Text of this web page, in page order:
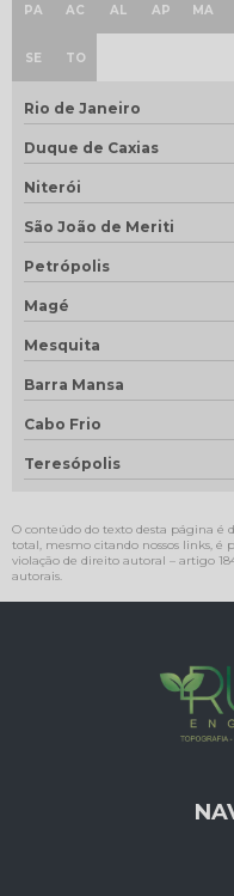
PA AC AL AP MA
SE TO
Rio de Janeiro
Duque de Caxias
Niterói
São João de Meriti
Petrópolis
Magé
Mesquita
Barra Mansa
Cabo Frio
Teresópolis
O conteúdo do texto desta página é
total, mesmo citando nossos links, é
violação de direito autoral – artigo
autorais.